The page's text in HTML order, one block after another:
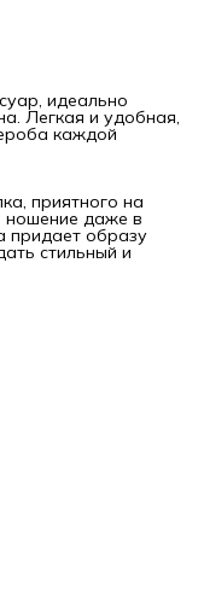
идеально
Легкая и удобная,
каждой
приятного на
ношение даже в
придает образу
стильный и